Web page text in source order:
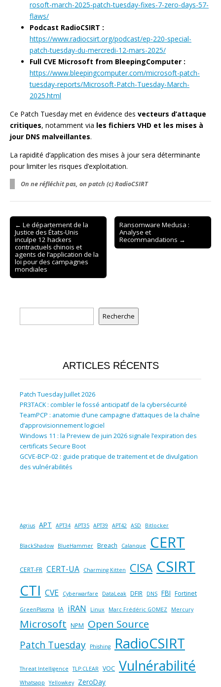
rosoft-march-2025-patch-tuesday-fixes-7-zero-days-57-
flaws/
Podcast RadioCSIRT :
https://www.radiocsirt.org/podcast/ep-220-special-
patch-tuesday-du-mercredi-12-mars-2025/
Full CVE Microsoft from BleepingComputer :
https://www.bleepingcomputer.com/microsoft-patch-
tuesday-reports/Microsoft-Patch-Tuesday-March-
2025.html
Ce Patch Tuesday met en évidence des vecteurs d’attaque
critiques, notamment via les fichiers VHD et les mises à
jour DNS malveillantes.
La rapidité d’application des mises à jour sera déterminante
pour limiter les risques d’exploitation.
On ne réfléchit pas, on patch (c) RadioCSIRT
Post
navigation
← Le département de la
Justice des États-Unis
inculpe 12 hackers
contractuels chinois et
agents de l’application de la
loi pour des campagnes
mondiales
Ransomware Medusa :
Analyse et
Recommandations →
Recherche
ARTICLES RÉCENTS
Patch Tuesday Juillet 2026
PR3TACK : combler le fossé anticipatif de la cybersécurité
TeamPCP : anatomie d’une campagne d’attaques de la chaîne
d’approvisionnement logiciel
Windows 11 : la Preview de juin 2026 signale l’expiration des
certificats Secure Boot
GCVE-BCP-02 : guide pratique de traitement et de divulgation
des vulnérabilités
Agrius APT APT34 APT35 APT39 APT42 ASD Bitlocker
BlackShadow BlueHammer Breach Calanque CERT
CERT-FR CERT-UA Charming Kitten CISA CSIRT
CTI CVE Cyberwarfare DataLeak DFIR DNS FBI Fortinet
GreenPlasma IA iRAN Linux Marc Frédéric GOMEZ Mercury
Microsoft NPM Open Source
Patch Tuesday Phishing RadioCSIRT
Threat Intelligence TLP:CLEAR VOC Vulnérabilité
Whatsapp Yellowkey ZeroDay